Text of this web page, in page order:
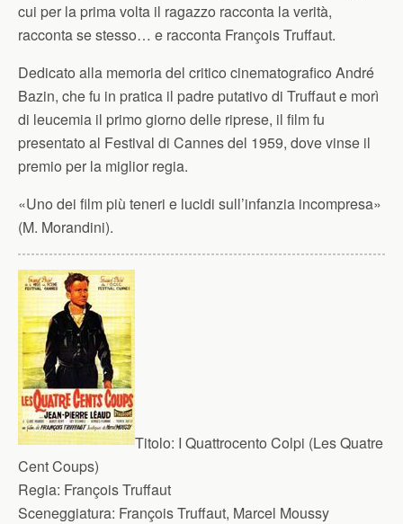
cui per la prima volta il ragazzo racconta la verità,
racconta se stesso… e racconta François Truffaut.
Dedicato alla memoria del critico cinematografico André
Bazin, che fu in pratica il padre putativo di Truffaut e morì
di leucemia il primo giorno delle riprese, il film fu
presentato al Festival di Cannes del 1959, dove vinse il
premio per la miglior regia.
«Uno dei film più teneri e lucidi sull’infanzia incompresa»
(M. Morandini).
Titolo: I Quattrocento Colpi (Les Quatre
Cent Coups)
Regia: François Truffaut
Sceneggiatura: François Truffaut, Marcel Moussy